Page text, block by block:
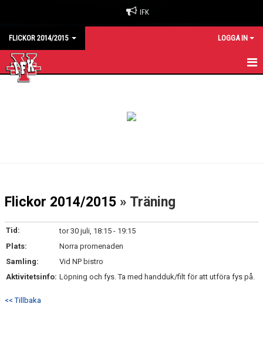
IFK
FLICKOR 2014/2015 LOGGA IN
Flickor 2014/2015 » Träning
Tid:
tor 30 juli, 18:15 - 19:15
Plats:
Norra promenaden
Samling:
Vid NP bistro
Aktivitetsinfo: Löpning och fys. Ta med handduk/filt för att utföra fys på.
<< Tillbaka